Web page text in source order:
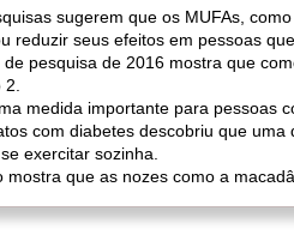
sugerem que os MUFAs,
reduzir seus efeitos em pessoas
de pesquisa de 2016 mostra que
medida importante para pessoas
com diabetes descobriu que
exercitar sozinha.
mostra que as nozes como a